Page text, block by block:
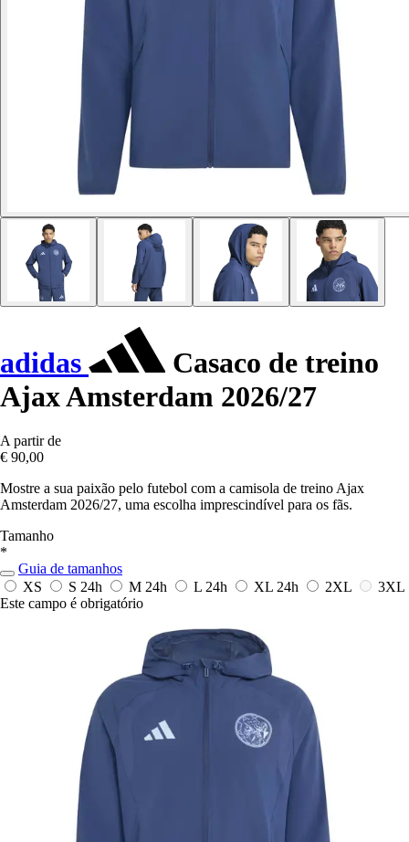
adidas
Casaco de treino
Ajax Amsterdam 2026/27
A partir de
€ 90,00
Mostre a sua paixão pelo futebol com a camisola de treino Ajax
Amsterdam 2026/27, uma escolha imprescindível para os fãs.
Tamanho
*
Guia de tamanhos
XS
S 24h M 24h L 24h XL 24h 2XL
3XL
Este campo é obrigatório